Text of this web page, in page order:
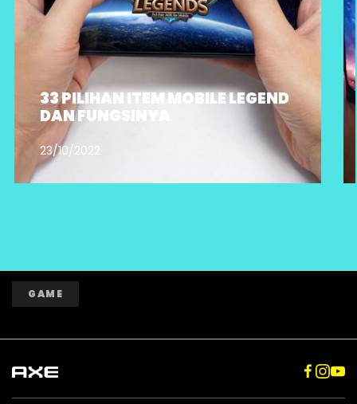
33 PILIHAN ITEM MOBILE LEGEND
DAN FUNGSINYA
23/10/2022
GAME